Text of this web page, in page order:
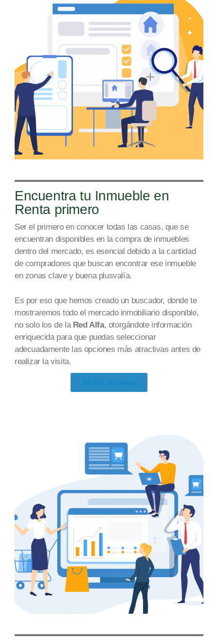
Encuentra tu Inmueble en
Renta primero
Ser el primero en conocer todas las casas, que se
encuentran disponibles en la compra de inmuebles
dentro del mercado, es esencial debido a la cantidad
de compradores que buscan encontrar ese inmueble
enzonas clave y buena plusvalía.
Es por eso que hemos creado un buscador, donde te
mostraremos todo el mercado inmobiliario disponible,
no solo los de la Red Alfa, otorgándote información
enriquecida para que puedas seleccionar
adecuadamente las opciones más atractivas antes de
realizar la visita.
Inicia tu búsqueda